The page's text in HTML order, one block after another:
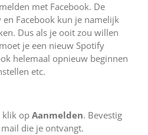
met Facebook. De
Facebook kun je namelijk
Dus als je ooit zou willen
je een nieuw Spotify
helemaal opnieuw beginnen
etc.
klik op Aanmelden. Bevestig
die je ontvangt.